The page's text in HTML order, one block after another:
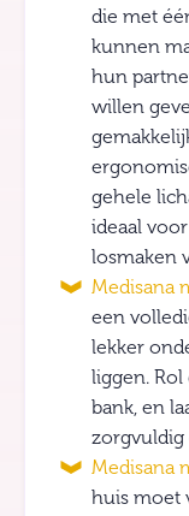
die met
kunnen
hun
willen
gehele
ideaal
losmaken
Medisana
een
lekker
liggen.
bank, en
zorgvuldig
Medisana
huis moet